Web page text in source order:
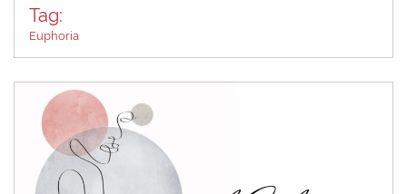
Tag:
Euphoria